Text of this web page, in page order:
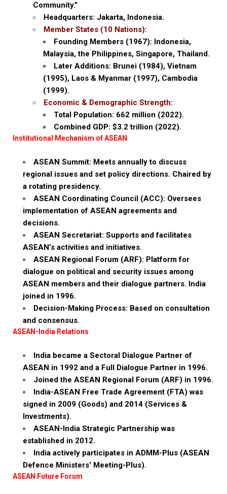
Community.”
Headquarters: Jakarta, Indonesia.
Member States (10 Nations):
Founding Members (1967): Indonesia,
Malaysia, the Philippines, Singapore, Thailand.
Later Additions: Brunei (1984), Vietnam
(1995), Laos & Myanmar (1997), Cambodia
(1999).
Economic & Demographic Strength:
Total Population: 662 million (2022).
Combined GDP: $3.2 trillion (2022).
Institutional Mechanism of ASEAN
ASEAN Summit: Meets annually to discuss
regional issues and set policy directions. Chaired by
a rotating presidency.
ASEAN Coordinating Council (ACC): Oversees
implementation of ASEAN agreements and
decisions.
ASEAN Secretariat: Supports and facilitates
ASEAN’s activities and initiatives.
ASEAN Regional Forum (ARF): Platform for
dialogue on political and security issues among
ASEAN members and their dialogue partners. India
joined in 1996.
Decision-Making Process: Based on consultation
and consensus.
ASEAN-India Relations
India became a Sectoral Dialogue Partner of
ASEAN in 1992 and a Full Dialogue Partner in 1996.
Joined the ASEAN Regional Forum (ARF) in 1996.
India-ASEAN Free Trade Agreement (FTA) was
signed in 2009 (Goods) and 2014 (Services &
Investments).
ASEAN-India Strategic Partnership was
established in 2012.
India actively participates in ADMM-Plus (ASEAN
Defence Ministers’ Meeting-Plus).
ASEAN Future Forum